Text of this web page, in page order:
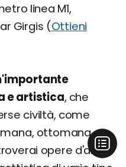
linea M1,
Girgis (Ottieni
e artistica, che
civiltà, come
ottomana e
opere d'arte,